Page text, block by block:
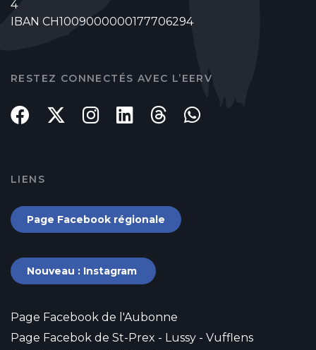
4
IBAN CH1009000000177706294
RESTEZ CONNECTÉS AVEC L’EERV
LIENS
Page Facebook régionale
Nouveau : Instagram
Page Facebook de l'Aubonne
Page Facebok de St-Prex - Lussy - Vufflens